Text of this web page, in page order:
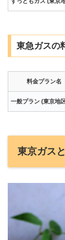
東急ガスの
料金プラン名
一般プラン (東京地
東京ガス